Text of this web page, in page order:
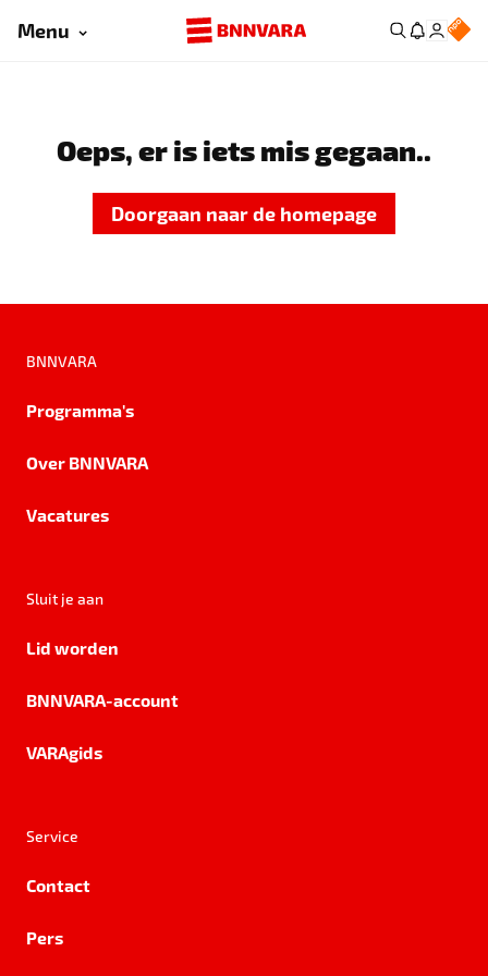
Menu
Oeps, er is iets mis gegaan..
Doorgaan naar de homepage
BNNVARA
Programma's
Over BNNVARA
Vacatures
Sluit je aan
Lid worden
BNNVARA-account
VARAgids
Service
Contact
Pers